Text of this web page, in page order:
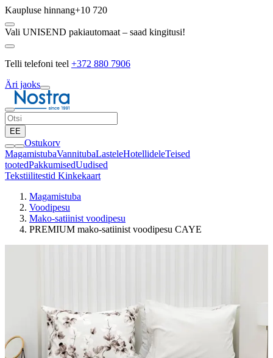
Kaupluse hinnang+10 720
Vali UNISEND pakiautomaat – saad kingitusi!
Telli telefoni teel +372 880 7906
Äri jaoks
EE
Ostukorv
MagamistubaVannitubaLasteleHotellideleTeised
tootedPakkumisedUudised
Tekstiilitestid Kinkekaart
Magamistuba
Voodipesu
Mako-satiinist voodipesu
PREMIUM mako-satiinist voodipesu CAYE